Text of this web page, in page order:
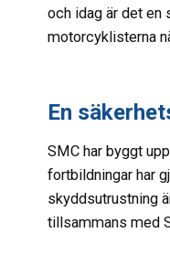
och idag är det en
motorcyklisterna
En
SMC har byggt
fortbildningar har
skyddsutrustning
tillsammans med